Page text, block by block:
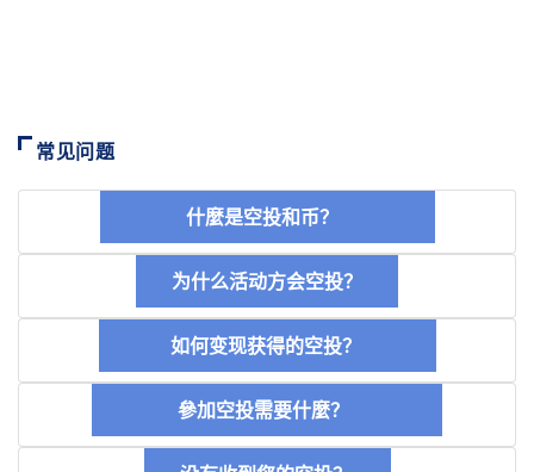
常见问题
什麼是空投和币？
为什么活动方会空投？
如何变现获得的空投？
參加空投需要什麼？